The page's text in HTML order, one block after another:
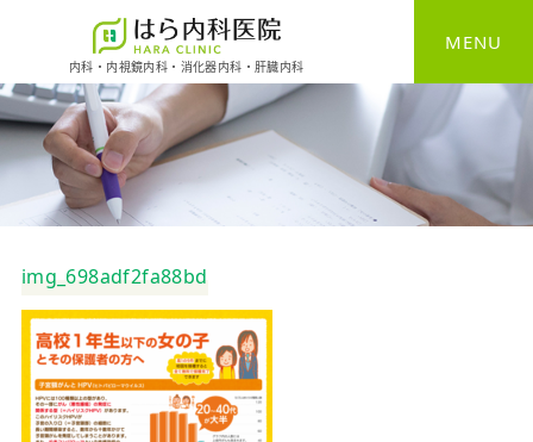
内科・内視鏡内科・消化器内科・肝臓内科
MENU
HOME
一般内科
消化器内科
大腸カメラ
健康診断
img_698adf2fa88bd